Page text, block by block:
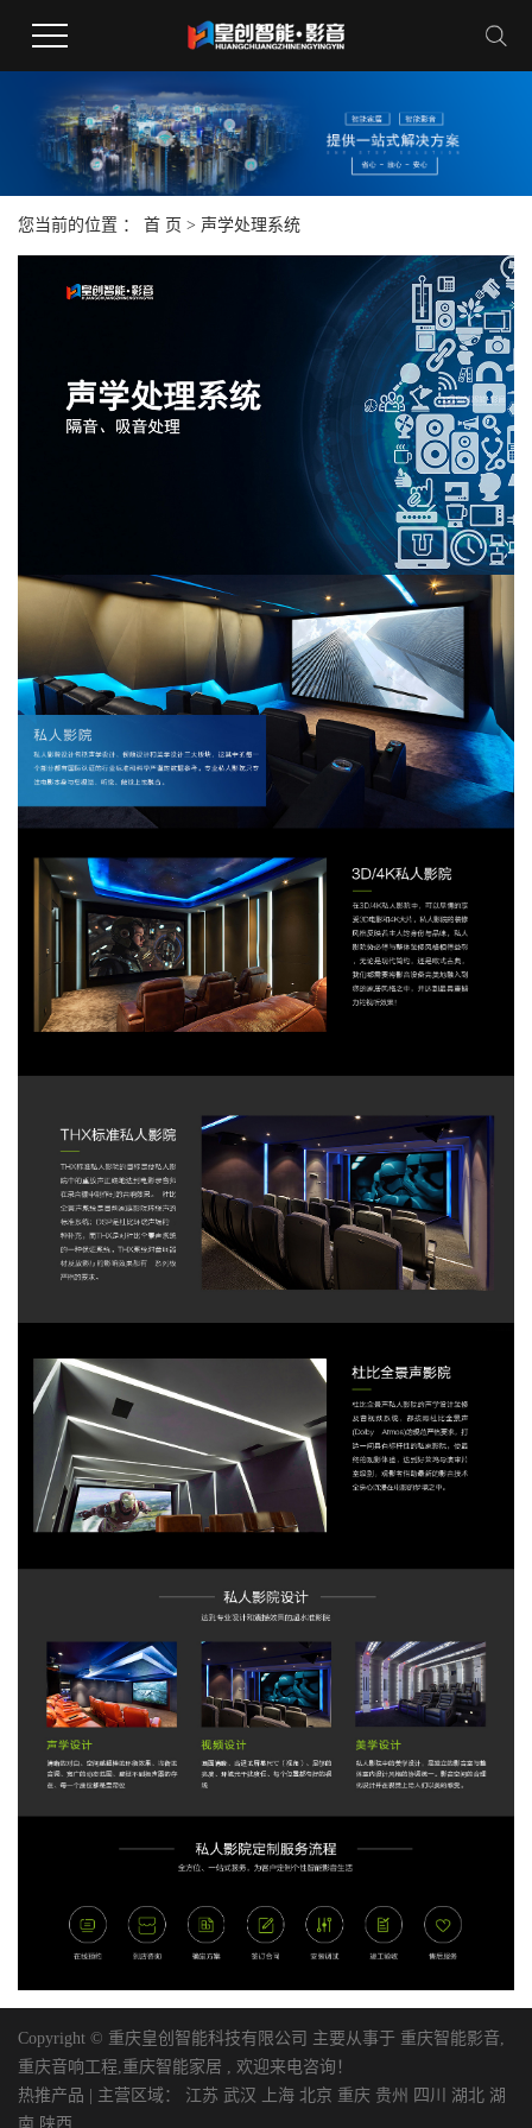
您当前的位置 ： 首 页 > 声学处理系统
Copyright © 重庆皇创智能科技有限公司 主要从事于 重庆智能影音
重庆音响工程 重庆智能家居 , 欢迎来电咨询！
热推产品 | 主营区域： 江苏 武汉 上海 北京 重庆 贵州 四川 湖北 湖
南 陕西